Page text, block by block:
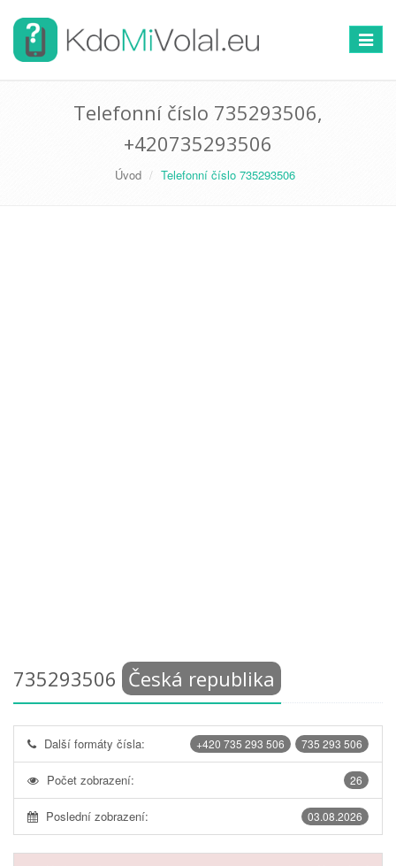
Telefonní číslo 735293506,
+420735293506
Úvod Telefonní číslo 735293506
735293506 Česká republika
735 293 506
+420 735 293 506
Další formáty čísla:
26
Počet zobrazení:
03.08.2026
Poslední zobrazení: